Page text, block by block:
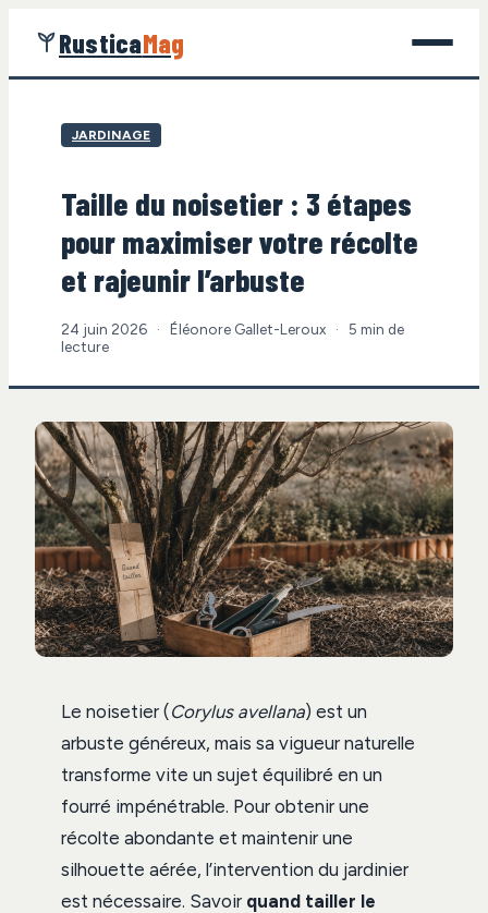
RusticaMag
Jardinage
Maison
Écologie
JARDINAGE
Taille du noisetier : 3 étapes
pour maximiser votre récolte
et rajeunir l’arbuste
24 juin 2026 · Éléonore Gallet-Leroux ·
5 min de
lecture
Le noisetier (Corylus avellana) est un
arbuste généreux, mais sa vigueur naturelle
transforme vite un sujet équilibré en un
fourré impénétrable. Pour obtenir une
récolte abondante et maintenir une
silhouette aérée, l’intervention du jardinier
est nécessaire. Savoir quand tailler le